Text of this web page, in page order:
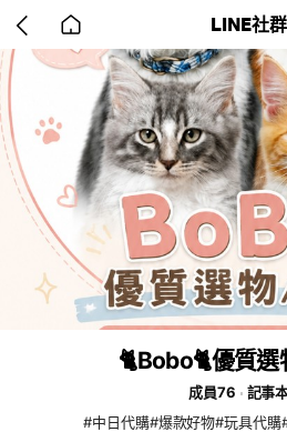
back
to
home
LINE社群
🐈Bobo🐈優質選
成員76
記事
#中日代購#爆款好物#玩具代購